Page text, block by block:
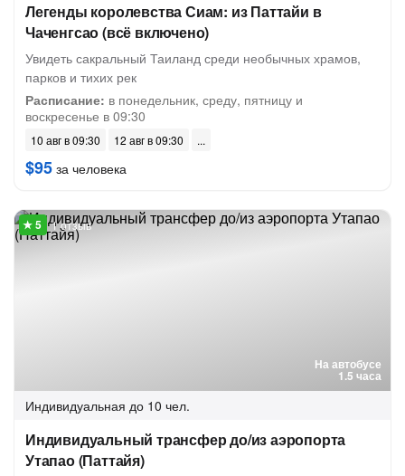
Легенды королевства Сиам: из Паттайи в
Чаченгсао (всё включено)
Увидеть сакральный Таиланд среди необычных храмов,
парков и тихих рек
Расписание: в понедельник, среду, пятницу и
воскресенье в 09:30
10 авг в 09:30 12 авг в 09:30
$95 за человека
На автобусе
1.5 часа
1 отзыв
Индивидуальная до 10 чел.
Индивидуальный трансфер до/из аэропорта
Утапао (Паттайя)